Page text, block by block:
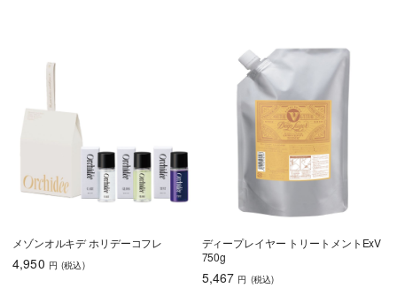
メゾンオルキデ ホリデーコフレ
4,950 円 (税込)
ディープレイヤー トリートメントExV
750g
5,467 円 (税込)